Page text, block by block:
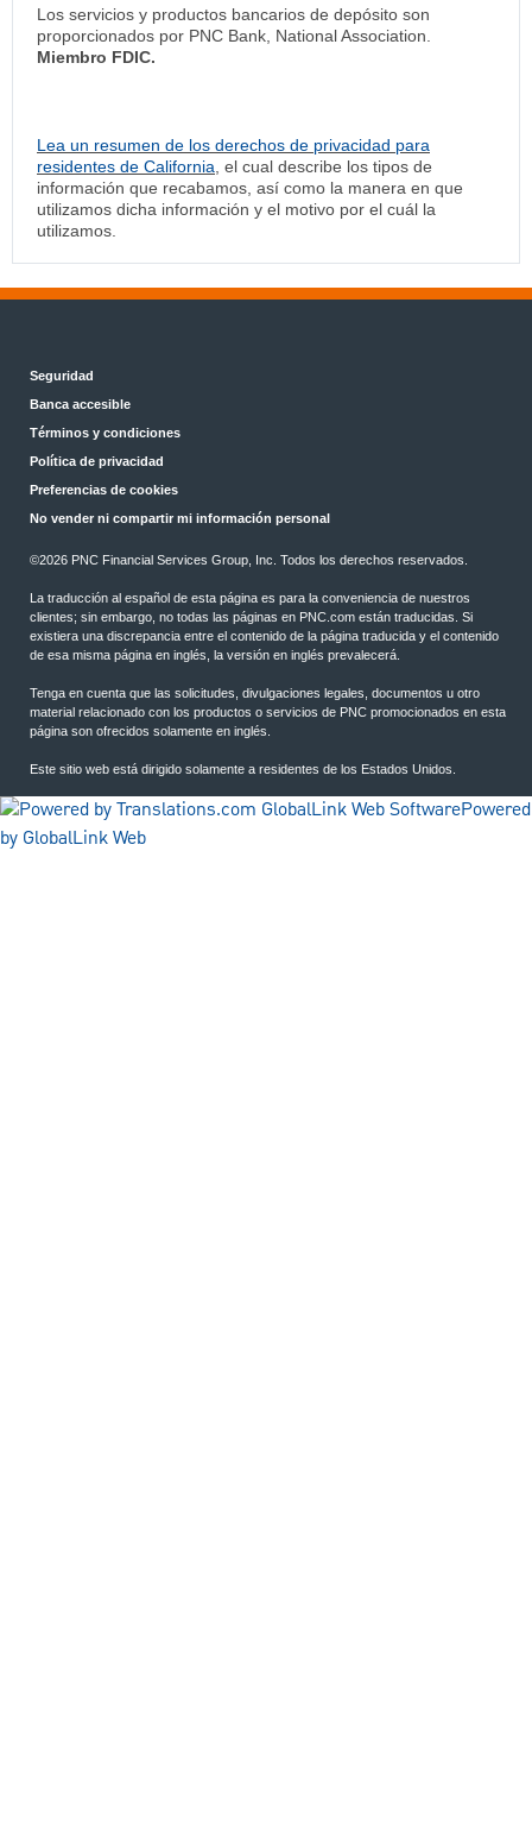
Los servicios y productos bancarios de depósito son
proporcionados por PNC Bank, National Association.
Miembro FDIC.
Lea un resumen de los derechos de privacidad para
residentes de California , el cual describe los tipos de
información que recabamos, así como la manera en que
utilizamos dicha información y el motivo por el cuál la
utilizamos.
Seguridad
Banca accesible
Términos y condiciones
Política de privacidad
Preferencias de cookies
No vender ni compartir mi información personal
©2026 PNC Financial Services Group, Inc. Todos los derechos reservados.
La traducción al español de esta página es para la conveniencia de nuestros
clientes; sin embargo, no todas las páginas en PNC.com están traducidas. Si
existiera una discrepancia entre el contenido de la página traducida y el contenido
de esa misma página en inglés, la versión en inglés prevalecerá.
Tenga en cuenta que las solicitudes, divulgaciones legales, documentos u otro
material relacionado con los productos o servicios de PNC promocionados en esta
página son ofrecidos solamente en inglés.
Este sitio web está dirigido solamente a residentes de los Estados Unidos.
Powered
by GlobalLink Web